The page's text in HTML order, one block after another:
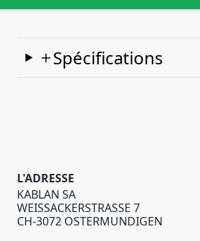
Spécifications
L'ADRESSE
KABLAN SA
WEISSACKERSTRASSE 7
CH-3072 OSTERMUNDIGEN